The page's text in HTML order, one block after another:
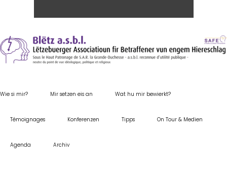
Wie si mir? Mir setzen eis an Wat hu mir bewierkt?
Témoignages Konferenzen Tipps On Tour & Medien
Agenda Archiv